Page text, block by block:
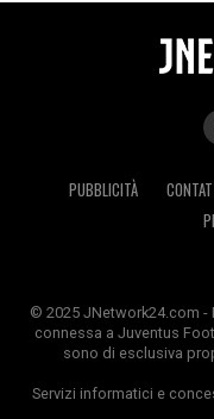
PUBBLICITÀ
© 2025 JNetwork24.com -
connessa a Juventus
sono di esclusiva
Servizi informatici e